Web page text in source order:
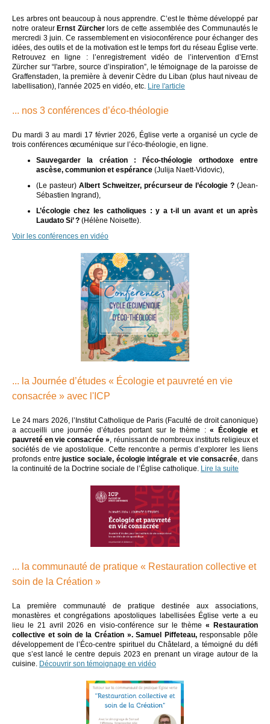
Les arbres ont beaucoup à nous apprendre. C’est le thème développé par
notre orateur Ernst Zürcherlors de cette assemblée des Communautés le
mercredi 3 juin. Ce rassemblement en visioconférence pour échanger des
idées, des outils et de la motivation est le temps fort du réseau Église verte.
Retrouvez en ligne : l’enregistrement vidéo de l’intervention d’Ernst
Zürcher sur “l'arbre, source d’inspiration”, le témoignage de la paroisse de
Graffenstaden, la première à devenir Cèdre du Liban (plus haut niveau de
labellisation), l'année 2025 en vidéo, etc. Lire l'article
... nos 3 conférences d’éco-théologie
Du mardi 3 au mardi 17 février 2026, Église verte a organisé un cycle de
trois conférences œcuménique sur l’éco-théologie, en ligne.
Sauvegarder la création : l’éco-théologie orthodoxe entre
ascèse, communion et espérance (Julija Naett-Vidovic),
(Le pasteur) Albert Schweitzer, précurseur de l’écologie ? (Jean-
Sébastien Ingrand),
L’écologie chez les catholiques : y a t-il un avant et un après
Laudato Si’ ? (Hélène Noisette).
Voir les conférences en vidéo
... la Journée d’études « Écologie et pauvreté en vie
consacrée » avec l'ICP
Le 24 mars 2026, l’Institut Catholique de Paris (Faculté de droit canonique)
a accueilli une journée d’études portant sur le thème :« Écologie et
pauvreté en vie consacrée », réunissant de nombreux instituts religieux et
sociétés de vie apostolique. Cette rencontre a permis d’explorer les liens
profonds entrejustice sociale, écologie intégrale et vie consacrée, dans
la continuité de la Doctrine sociale de l’Église catholique. Lire la suite
... la communauté de pratique « Restauration collective et
soin de la Création »
La première communauté de pratique destinée aux associations,
monastères et congrégations apostoliques labellisées Église verte a eu
lieu le 21 avril 2026 en visio-conférence sur le thème « Restauration
collective et soin de la Création ».Samuel Piffeteau, responsable pôle
développement de l’Éco-centre spirituel du Châtelard, a témoigné du défi
que s’est lancé le centre depuis 2023 en prenant un virage autour de la
cuisine. Découvrir son témoignage en vidéo